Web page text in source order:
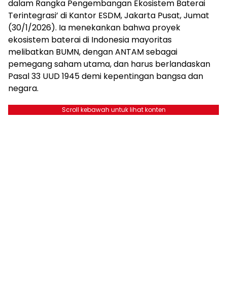
dalam Rangka Pengembangan Ekosistem Baterai
Terintegrasi’ di Kantor ESDM, Jakarta Pusat, Jumat
(30/1/2026). Ia menekankan bahwa proyek
ekosistem baterai di Indonesia mayoritas
melibatkan BUMN, dengan ANTAM sebagai
pemegang saham utama, dan harus berlandaskan
Pasal 33 UUD 1945 demi kepentingan bangsa dan
negara.
Scroll kebawah untuk lihat konten